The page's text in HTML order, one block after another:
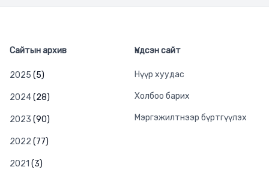
Сайтын архив
2025 (5)
2024(28)
2023 (90)
2022 (77)
2021 (3)
Үндсэн сайт
Нүүр хуудас
Холбоо барих
Мэргэжилтнээр бүртгүүлэх